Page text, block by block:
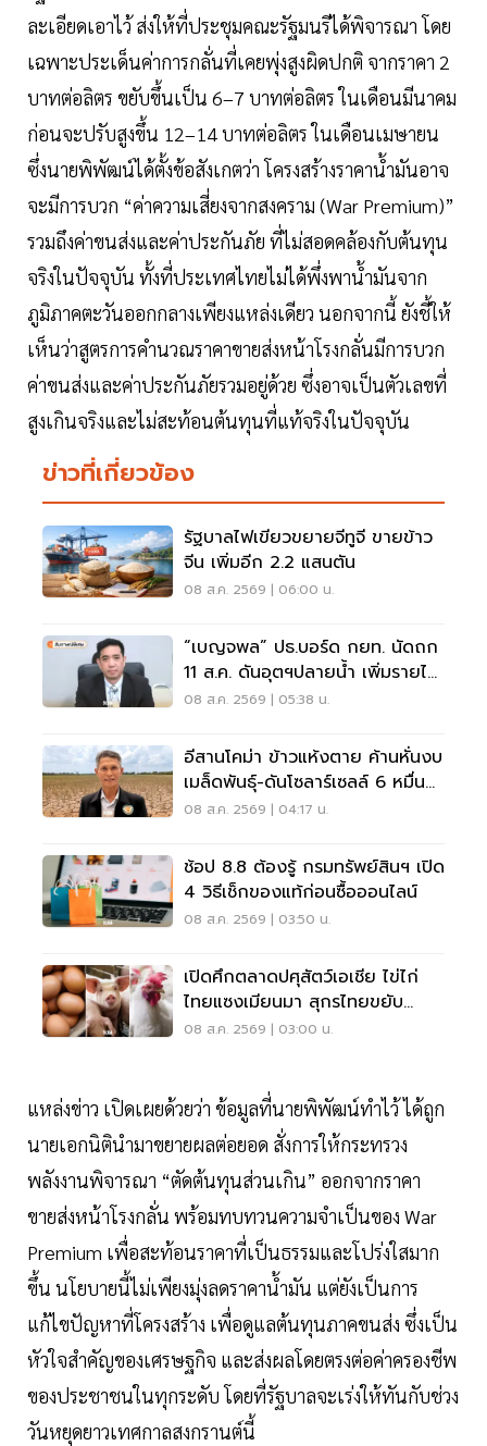
ละเอียดเอาไว้ ส่งให้ที่ประชุมคณะรัฐมนรีได้พิจารณา โดย
เฉพาะประเด็นค่าการกลั่นที่เคยพุ่งสูงผิดปกติ จากราคา 2
บาทต่อลิตร ขยับขึ้นเป็น 6–7 บาทต่อลิตร ในเดือนมีนาคม
ก่อนจะปรับสูงขึ้น 12–14 บาทต่อลิตร ในเดือนเมษายน
ซึ่งนายพิพัฒน์ได้ตั้งข้อสังเกตว่า โครงสร้างราคาน้ำมันอาจ
จะมีการบวก “ค่าความเสี่ยงจากสงคราม (War Premium)”
รวมถึงค่าขนส่งและค่าประกันภัย ที่ไม่สอดคล้องกับต้นทุน
จริงในปัจจุบัน ทั้งที่ประเทศไทยไม่ได้พึ่งพาน้ำมันจาก
ภูมิภาคตะวันออกกลางเพียงแหล่งเดียว นอกจากนี้ ยังชี้ให้
เห็นว่าสูตรการคำนวณราคาขายส่งหน้าโรงกลั่นมีการบวก
ค่าขนส่งและค่าประกันภัยรวมอยู่ด้วย ซึ่งอาจเป็นตัวเลขที่
สูงเกินจริงและไม่สะท้อนต้นทุนที่แท้จริงในปัจจุบัน
ข่าวที่เกี่ยวข้อง
รัฐบาลไฟเขียวขยายจีทูจี ขายข้าว
จีน เพิ่มอีก 2.2 แสนตัน
08 ส.ค. 2569 | 06:00 น.
“เบญจพล” ปธ.บอร์ด กยท. นัดถก
11 ส.ค. ดันอุตฯปลายน้ำ เพิ่มรายได้
สวนยาง
08 ส.ค. 2569 | 05:38 น.
อีสานโคม่า ข้าวแห้งตาย ค้านหั่นงบ
เมล็ดพันธุ์-ดันโซลาร์เซลล์ 6 หมื่น
ล้าน
08 ส.ค. 2569 | 04:17 น.
ช้อป 8.8 ต้องรู้ กรมทรัพย์สินฯ เปิด
4 วิธีเช็กของแท้ก่อนซื้อออนไลน์
08 ส.ค. 2569 | 03:50 น.
เปิดศึกตลาดปศุสัตว์เอเชีย ไข่ไก่
ไทยแซงเมียนมา สุกรไทยขยับ
72.87 บาท
08 ส.ค. 2569 | 03:00 น.
แหล่งข่าว เปิดเผยด้วยว่า ข้อมูลที่นายพิพัฒน์ทำไว้ ได้ถูก
นายเอกนิตินำมาขยายผลต่อยอด​ สั่งการให้กระทรวง
พลังงานพิจารณา “ตัดต้นทุนส่วนเกิน” ออกจากราคา
ขายส่งหน้าโรงกลั่น พร้อมทบทวนความจำเป็นของ War
Premium เพื่อสะท้อนราคาที่เป็นธรรมและโปร่งใสมาก
ขึ้น นโยบายนี้ไม่เพียงมุ่งลดราคาน้ำมัน แต่ยังเป็นการ
แก้ไขปัญหาที่โครงสร้าง เพื่อดูแลต้นทุนภาคขนส่ง ซึ่งเป็น
หัวใจสำคัญของเศรษฐกิจ และส่งผลโดยตรงต่อค่าครองชีพ
ของประชาชนในทุกระดับ โดยที่รัฐบาลจะเร่งให้ทันกับช่วง
วันหยุดยาวเทศกาลสงกรานต์นี้